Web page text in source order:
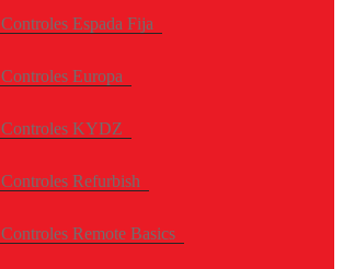
Controles Espada Fija
Controles Europa
Controles KYDZ
Controles Refurbish
Controles Remote Basics